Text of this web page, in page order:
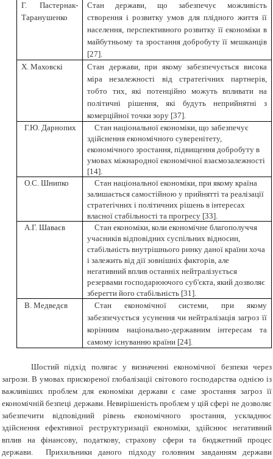
Г. Пастернак-
Таранушенко
Стан держави, що забезпечує можливість
створення і розвитку умов для плідного життя її
населення, перспективного розвитку її економіки в
майбутньому та зростання добробуту її мешканців
[27].
Х. Маховскі
Стан держави, при якому забезпечується висока
міра незалежності від стратегічних партнерів,
тобто тих, які потенційно можуть впливати на
політичні рішення, які будуть неприйнятні з
комерційної точки зору [37].
Г.Ю. Дарнопих
Стан національної економіки, що забезпечує
здійснення економічного суверенітету,
економічного зростання, підвищення добробуту в
умовах міжнародної економічної взаємозалежності
[14].
О.С. Шнипко
Стан національної економіки, при якому країна
залишається самостійною у прийнятті та реалізації
стратегічних і політичних рішень в інтересах
власної стабільності та прогресу [33].
А.Г. Шаваєв
Стан економіки, коли економічне благополуччя
учасників відповідних суспільних відносин,
стабільність внутрішнього ринку даної країни хоча
і залежить від дії зовнішніх факторів, але
негативний вплив останніх нейтралізується
резервами господарюючого суб'єкта, який дозволяє
зберегти його стабільність [31].
В. Медведєв
Стан економічної системи, при якому
забезпечується усунення чи нейтралізація загроз її
корінним національно-державним інтересам та
самому існуванню країни [24].
Шостий підхід полягає у визначенні економічної безпеки через
загрози. В умовах прискореної глобалізації світового господарства однією із
важливіших проблем для економіки держави є саме зростання загроз її
економічній безпеці держави. Невирішеність проблем у цій сфері не дозволяє
забезпечити відповідний рівень економічного зростання, ускладнює
здійснення ефективної реструктуризації економіки, здійснює негативний
вплив на фінансову, податкову, страхову сфери та бюджетний процес
держави. Прихильники даного підходу головним завданням держави